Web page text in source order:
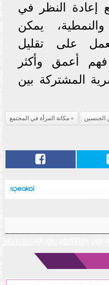
إعادة النظر في
يمكن
على تقليل
فهم أعمق وأكثر
المشتركة بين
الجنسين مكانة المرأة في المجتمع